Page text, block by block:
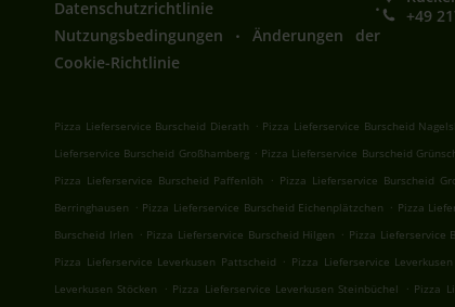
Datenschutzrichtlinie
Nutzungsbedingungen .
Änderungen der
Cookie-Richtlinie
+49
Pizza Lieferservice Burscheid Dierath . Pizza Lieferservice Burscheid
Lieferservice Burscheid Großhamberg . Pizza Lieferservice Burscheid
Pizza Lieferservice Burscheid Paffenlöh
. Pizza Lieferservice Burscheid
Berringhausen . Pizza Lieferservice Burscheid Eichenplätzchen . Pizza
Burscheid Irlen . Pizza Lieferservice Burscheid Hilgen . Pizza Lieferservice
Pizza Lieferservice Leverkusen Pattscheid . Pizza Lieferservice
Leverkusen Stöcken
. Pizza Lieferservice Leverkusen Steinbüchel . Pizza